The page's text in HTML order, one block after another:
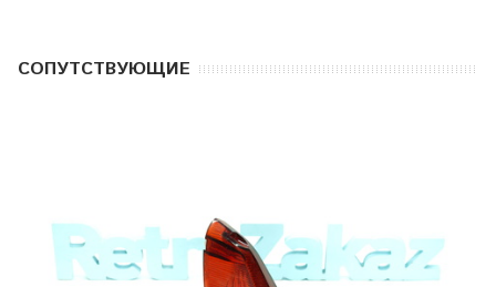
CОПУТСТВУЮЩИЕ